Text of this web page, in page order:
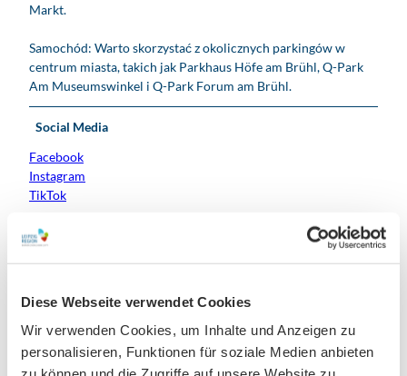
Diese Webseite verwendet Cookies
Wir verwenden Cookies, um Inhalte und Anzeigen zu
personalisieren, Funktionen für soziale Medien anbieten
Markt.
Samochód: Warto skorzystać z okolicznych parkingów w
centrum miasta, takich jak Parkhaus Höfe am Brühl, Q-Park
Am Museumswinkel i Q-Park Forum am Brühl.
Social Media
Facebook
Instagram
TikTok
Contact person
Frau Katrin Köhler
Organization
Leipzig Tourismus und Marketing GmbH